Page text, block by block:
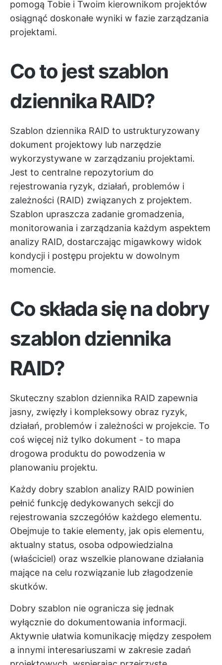
pomogą Tobie i Twoim kierownikom projektów
osiągnąć doskonałe wyniki w fazie zarządzania
projektami.
Co to jest szablon
dziennika RAID?
Szablon dziennika RAID to ustrukturyzowany
dokument projektowy lub narzędzie
wykorzystywane w zarządzaniu projektami.
Jest to centralne repozytorium do
rejestrowania ryzyk, działań, problemów i
zależności (RAID) związanych z projektem.
Szablon upraszcza zadanie gromadzenia,
monitorowania i zarządzania każdym aspektem
analizy RAID, dostarczając migawkowy widok
kondycji i postępu projektu w dowolnym
momencie.
Co składa się na dobry
szablon dziennika
RAID?
Skuteczny szablon dziennika RAID zapewnia
jasny, zwięzły i kompleksowy obraz ryzyk,
działań, problemów i zależności w projekcie. To
coś więcej niż tylko dokument - to mapa
drogowa produktu do powodzenia w
planowaniu projektu.
Każdy dobry szablon analizy RAID powinien
pełnić funkcję dedykowanych sekcji do
rejestrowania szczegółów każdego elementu.
Obejmuje to takie elementy, jak opis elementu,
aktualny status, osoba odpowiedzialna
(właściciel) oraz wszelkie planowane działania
mające na celu rozwiązanie lub złagodzenie
skutków.
Dobry szablon nie ogranicza się jednak
wyłącznie do dokumentowania informacji.
Aktywnie ułatwia komunikację między zespołem
a innymi interesariuszami w zakresie zadań